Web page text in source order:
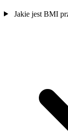
Jakie jest BMI